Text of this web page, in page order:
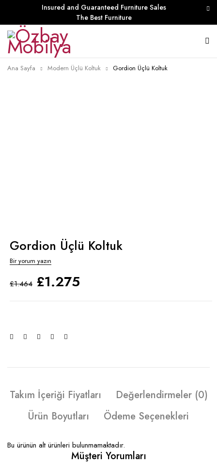
Insured and Guaranteed Furniture Sales
The Best Furniture
Ana Sayfa Modern Üçlü Koltuk Gordion Üçlü Koltuk
Gordion Üçlü Koltuk
Bir yorum yazın
£1.464 £1.275
Takım İçeriği Fiyatları
Değerlendirmeler (0)
Ürün Boyutları
Ödeme Seçenekleri
Bu ürünün alt ürünleri bulunmamaktadır.
Müşteri Yorumları